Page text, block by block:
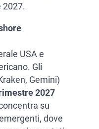
2027.
USA e
Gli
Gemini)
2027
su
dove